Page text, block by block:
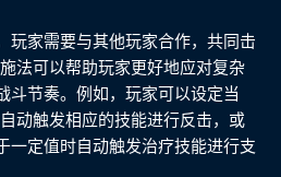
玩家需要与其他玩家合作，共同击
法可以帮助玩家更好地应对复杂
斗节奏。例如，玩家可以设定当
动触发相应的技能进行反击，或
一定值时自动触发治疗技能进行支